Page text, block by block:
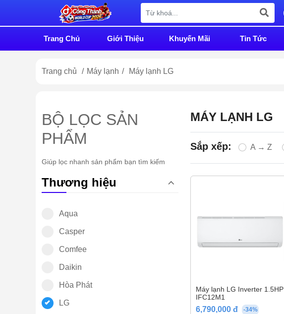
Trang Chủ Giới Thiệu Khuyến Mãi Tin Tức
Trang chủ / Máy lạnh / Máy lạnh LG
MÁY LẠNH LG
Sắp xếp: A → Z
Máy lạnh LG Inverter 1.5HP
IFC12M1
6,790,000 đ -34%
BỘ LỌC SẢN
PHẨM
Giúp lọc nhanh sản phẩm bạn tìm kiếm
Thương hiệu
Aqua
Casper
Comfee
Daikin
Hòa Phát
LG